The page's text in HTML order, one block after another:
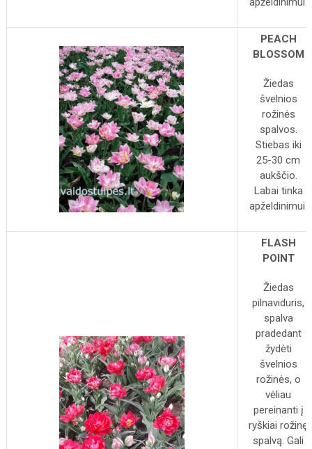
PEACH
BLOSSOM
Žiedas
švelnios
rožinės
spalvos.
Stiebas iki
25-30 cm
aukščio.
Labai tinka
apželdinimui.
FLASH
POINT
Žiedas
pilnaviduris,
spalva
pradedant
žydėti
švelnios
rožinės, o
vėliau
pereinanti į
ryškiai rožinę
spalvą. Gali